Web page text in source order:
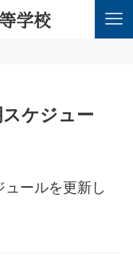
学校
ケジュー
ールを更新し